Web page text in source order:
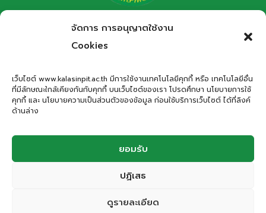
จัดการ การอนุญาตใช้งาน
Cookies
เว็บไซต์ www.kalasinpit.ac.th มีการใช้งานเทคโนโลยีคุกกี้ หรือ เทคโนโลยีอื่น
ที่มีลักษณะใกล้เคียงกันกับคุกกี้ บนเว็บไซต์ของเรา โปรดศึกษา นโยบายการใช้
คุกกี้ และ นโยบายความเป็นส่วนตัวของข้อมูล ก่อนใช้บริการเว็บไซต์ ได้ที่ลิงค์
ด้านล่าง
ยอมรับ
ปฏิเสธ
ดูรายละเอียด
โรงเรียนกาฬสินธุ์พิทยาสรรพ์
สำนักงานเขตพื้นที่การศึกษามัธยมศึกษากาฬสินธุ์
ที่อยู่: เลขที่ 66 ถนนอรรถเปศล ตำบลกาฬสินธุ์ อำเภอเมือง
กาฬสินธุ์ จังหวัดกาฬสินธุ์ 46000
office.kps@kalasinpit.ac.th